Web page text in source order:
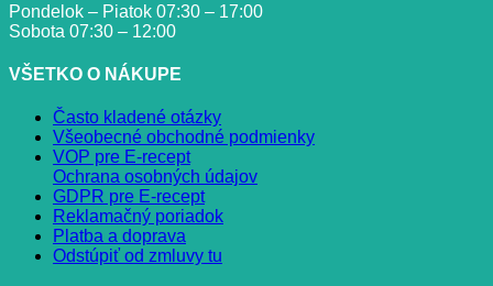
Pondelok – Piatok 07:30 – 17:00
Sobota 07:30 – 12:00
VŠETKO O NÁKUPE
Často kladené otázky
Všeobecné obchodné podmienky
VOP pre E-recept
Ochrana osobných údajov
GDPR pre E-recept
Reklamačný poriadok
Platba a doprava
Odstúpiť od zmluvy tu